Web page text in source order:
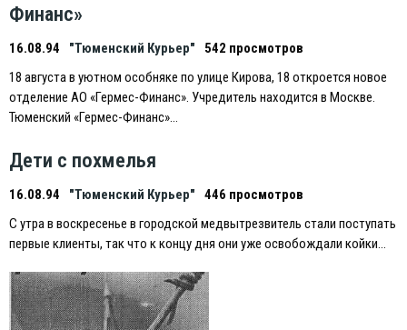
Финанс»
16.08.94 "Тюменский Курьер"
542 просмотров
18 августа в уютном особняке по улице Кирова, 18 откроется новое
отделение АО «Гермес-Финанс». Учредитель находится в Москве.
Тюменский «Гермес-Финанс»…
Дети с похмелья
16.08.94 "Тюменский Курьер"
446 просмотров
С утра в воскресенье в городской медвытрезвитель стали поступать
первые клиенты, так что к концу дня они уже освобождали койки…